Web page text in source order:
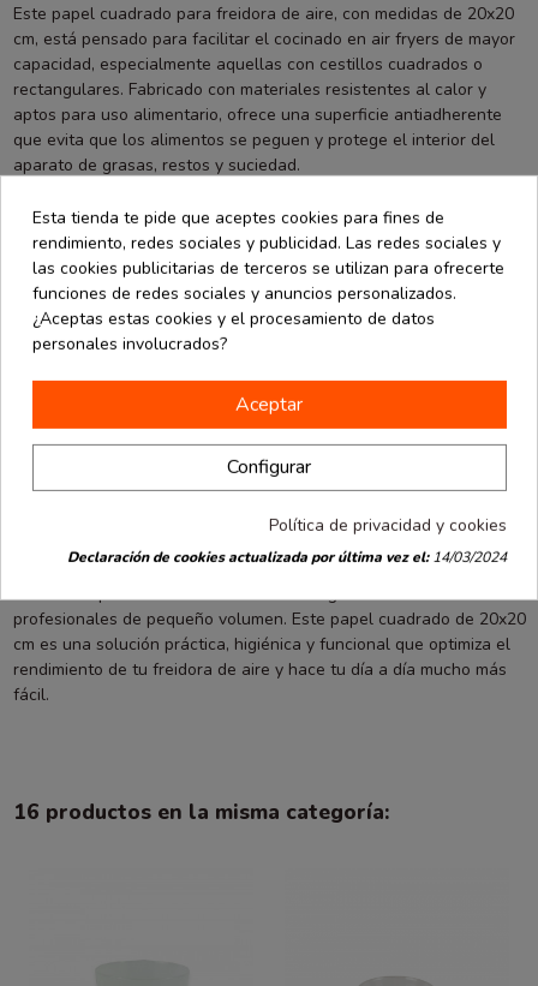
Este papel cuadrado para freidora de aire, con medidas de 20x20
cm, está pensado para facilitar el cocinado en air fryers de mayor
capacidad, especialmente aquellas con cestillos cuadrados o
rectangulares. Fabricado con materiales resistentes al calor y
aptos para uso alimentario, ofrece una superficie antiadherente
que evita que los alimentos se peguen y protege el interior del
aparato de grasas, restos y suciedad.
Gracias a su tamaño, es ideal para preparar raciones más
generosas o alimentos de mayor tamaño, como piezas de pollo,
pescado, verduras asadas, empanadillas, pizzas individuales,
hamburguesas o incluso repostería. Permite una cocción uniforme
sin obstaculizar la circulación del aire caliente, manteniendo la
textura crujiente y el sabor de cada preparación.
Su uso no solo mejora la calidad del cocinado, sino que también
simplifica el proceso de limpieza. Al actuar como una capa
protectora, ayuda a mantener el cestillo en buen estado durante
más tiempo y reduce la necesidad de fregado después de cada
uso. Es perfecto para quienes cocinan con frecuencia en air fryer y
buscan comodidad sin sacrificar resultados.
El paquete incluye 50 unidades, lo que garantiza una buena
profesionales de pequeño volumen. Este papel cuadrado de 20x20
cm es una solución práctica, higiénica y funcional que optimiza el
rendimiento de tu freidora de aire y hace tu día a día mucho más
fácil.
16 productos en la misma categoría:
Esta tienda te pide que aceptes cookies para fines de
rendimiento, redes sociales y publicidad. Las redes sociales y
las cookies publicitarias de terceros se utilizan para ofrecerte
funciones de redes sociales y anuncios personalizados.
¿Aceptas estas cookies y el procesamiento de datos
personales involucrados?
Aceptar
Configurar
Política de privacidad y cookies
Declaración de cookies actualizada por última vez el:14/03/2024